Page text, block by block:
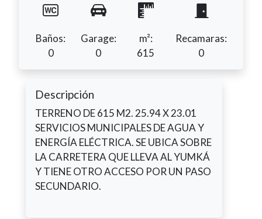
Baños:
0
Garage:
0
m²:
615
Recamaras:
0
Descripción
TERRENO DE 615 M2. 25.94 X 23.01
SERVICIOS MUNICIPALES DE AGUA Y
ENERGÍA ELÉCTRICA. SE UBICA SOBRE
LA CARRETERA QUE LLEVA AL YUMKÁ
Y TIENE OTRO ACCESO POR UN PASO
SECUNDARIO.